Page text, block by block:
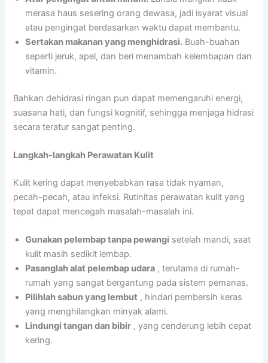
merasa haus sesering orang dewasa, jadi isyarat visual
atau pengingat berdasarkan waktu dapat membantu.
Sertakan makanan yang menghidrasi. Buah-buahan
seperti jeruk, apel, dan beri menambah kelembapan dan
vitamin.
Bahkan dehidrasi ringan pun dapat memengaruhi energi,
suasana hati, dan fungsi kognitif, sehingga menjaga hidrasi
secara teratur sangat penting.
Langkah-langkah Perawatan Kulit
Kulit kering dapat menyebabkan rasa tidak nyaman,
pecah-pecah, atau infeksi. Rutinitas perawatan kulit yang
tepat dapat mencegah masalah-masalah ini.
Gunakan pelembap tanpa pewangi setelah mandi, saat
kulit masih sedikit lembap.
Pasanglah alat pelembap udara , terutama di rumah-
rumah yang sangat bergantung pada sistem pemanas.
Pilihlah sabun yang lembut , hindari pembersih keras
yang menghilangkan minyak alami.
Lindungi tangan dan bibir , yang cenderung lebih cepat
kering.